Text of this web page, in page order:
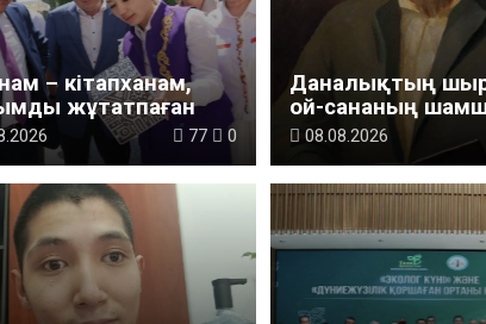
– кітапханам,
жұтатпаған
77 0
Даналықтың
ой-сананың
08.08.2026